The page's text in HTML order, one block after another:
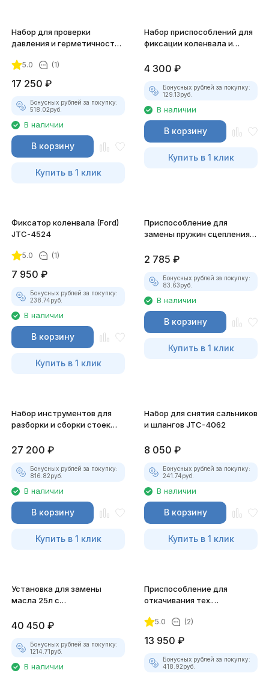
Набор для проверки
давления и герметичности
5.0 (1)
17 250 ₽
Бонусных рублей за покупку:
518.02руб.
В наличии
В корзину
Купить в 1 клик
Набор приспособлений для
фиксации коленвала и
4 300 ₽
Бонусных рублей за покупку:
129.13руб.
В наличии
В корзину
Купить в 1 клик
Фиксатор коленвала (Ford)
JTC-4524
5.0 (1)
7 950 ₽
Бонусных рублей за покупку:
238.74руб.
В наличии
В корзину
Купить в 1 клик
Приспособление для
замены пружин сцепления
2 785 ₽
Бонусных рублей за покупку:
83.63руб.
В наличии
В корзину
Купить в 1 клик
Набор инструментов для
разборки и сборки стоек
27 200 ₽
Бонусных рублей за покупку:
816.82руб.
В наличии
В корзину
Купить в 1 клик
Набор для снятия сальников
и шлангов JTC-4062
8 050 ₽
Бонусных рублей за покупку:
241.74руб.
В наличии
В корзину
Купить в 1 клик
Установка для замены
масла 25л с
40 450 ₽
Бонусных рублей за покупку:
1214.71руб.
В наличии
Приспособление для
откачивания тех.
приводом JTC-1045
5.0 (2)
13 950 ₽
Бонусных рублей за покупку:
418.92руб.